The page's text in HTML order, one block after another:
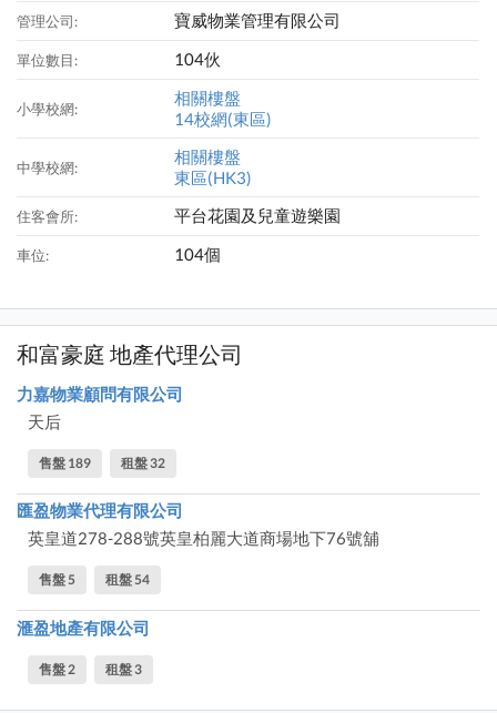
管理公司: 寶威物業管理有限公司
單位數目: 104伙
小學校網:
相關樓盤
14校網(東區)
中學校網:
相關樓盤
東區(HK3)
住客會所: 平台花園及兒童遊樂園
車位: 104個
和富豪庭 地產代理公司
力嘉物業顧問有限公司
天后
售盤 189 租盤 32
匯盈物業代理有限公司
英皇道278-288號英皇柏麗大道商場地下76號舖
售盤 5 租盤 54
滙盈地產有限公司
售盤 2 租盤 3